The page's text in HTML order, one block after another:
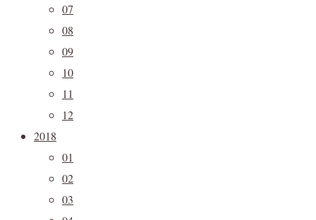
07
08
09
10
11
12
2018
01
02
03